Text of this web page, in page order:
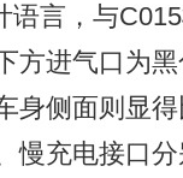
言，与
方进气口为
身侧面则显
慢充电接口